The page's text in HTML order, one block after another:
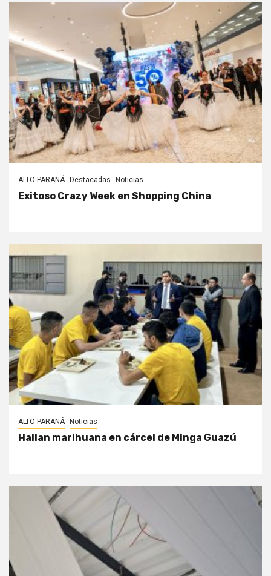
ALTO PARANÁ Destacadas Noticias
Exitoso Crazy Week en Shopping China
ALTO PARANÁ Noticias
Hallan marihuana en cárcel de Minga Guazú